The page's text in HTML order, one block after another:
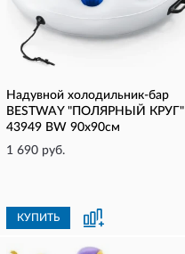
Надувной холодильник-бар
BESTWAY "ПОЛЯРНЫЙ КРУГ"
43949 BW 90х90см
1 690 руб.
КУПИТЬ